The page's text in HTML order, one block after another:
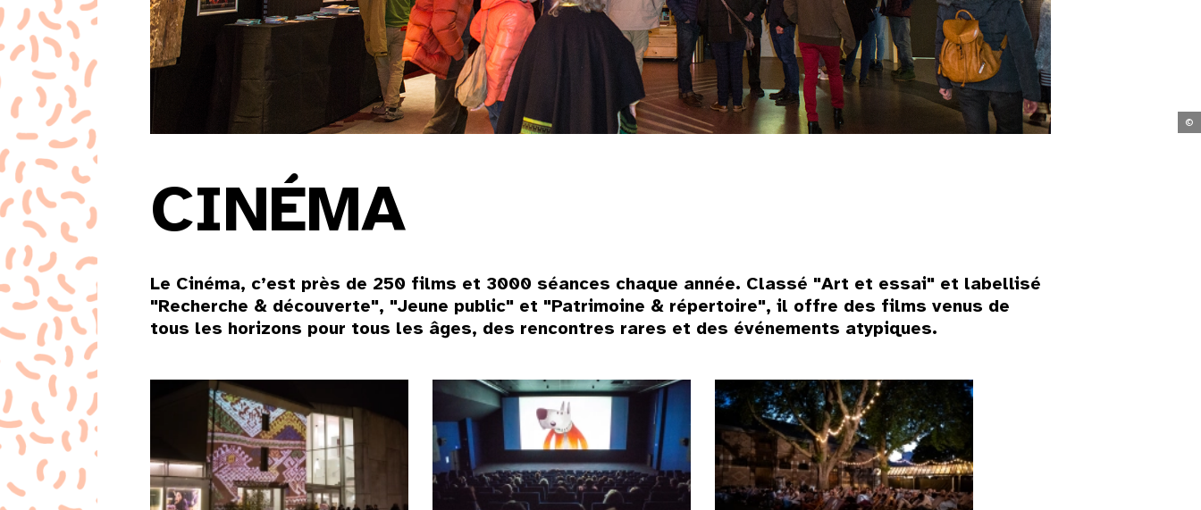
©
CINÉMA
Le Cinéma, c’est près de 250 films et 3000 séances chaque année. Classé "Art et essai" et labellisé
"Recherche & découverte", "Jeune public" et "Patrimoine & répertoire", il offre des films venus de
tous les horizons pour tous les âges, des rencontres rares et des événements atypiques.